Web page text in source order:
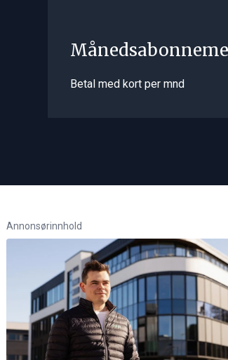
Betal med kort per mnd
Annonsørinnhold